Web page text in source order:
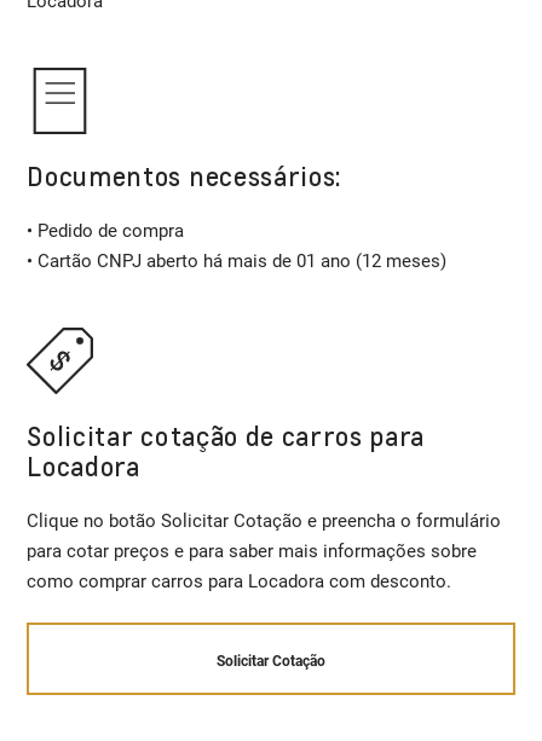
Documentos necessários:
• Pedido de compra
• Cartão CNPJ aberto há mais de 01 ano (12 meses)
Solicitar cotação de carros para
Locadora
Clique no botão Solicitar Cotação e preencha o formulário
para cotar preços e para saber mais informações sobre
como comprar carros para Locadora com desconto.
Solicitar Cotação